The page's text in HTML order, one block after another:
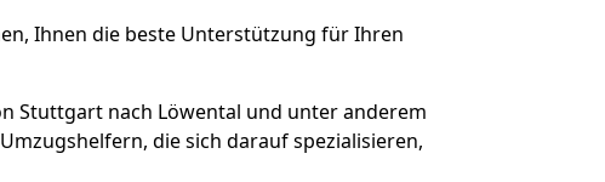
Ihnen die beste Unterstützung für Ihren
Stuttgart nach Löwental und unter anderem
die sich darauf spezialisieren,